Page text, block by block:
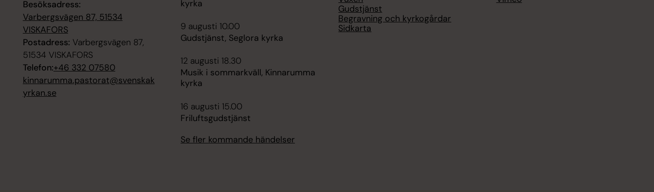
Besöksadress:
Varbergsvägen 87, 51534
VISKAFORS
Postadress: Varbergsvägen 87,
51534 VISKAFORS
Telefon:+46 332 07580
kinnarumma.pastorat@svenskak
yrkan.se
kyrka
9 augusti 10.00
Gudstjänst, Seglora kyrka
12 augusti 18.30
Musik i sommarkväll, Kinnarumma
kyrka
16 augusti 15.00
Friluftsgudstjänst
Se fler kommande händelser
Gudstjänst
Begravning och kyrkogårdar
Sidkarta